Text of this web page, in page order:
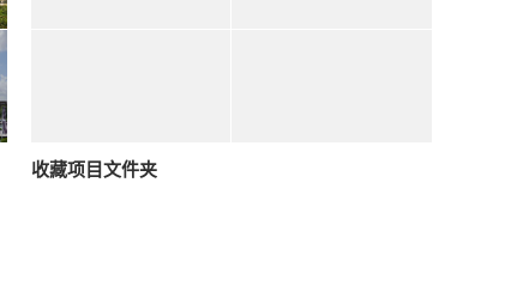
收藏项目文件夹